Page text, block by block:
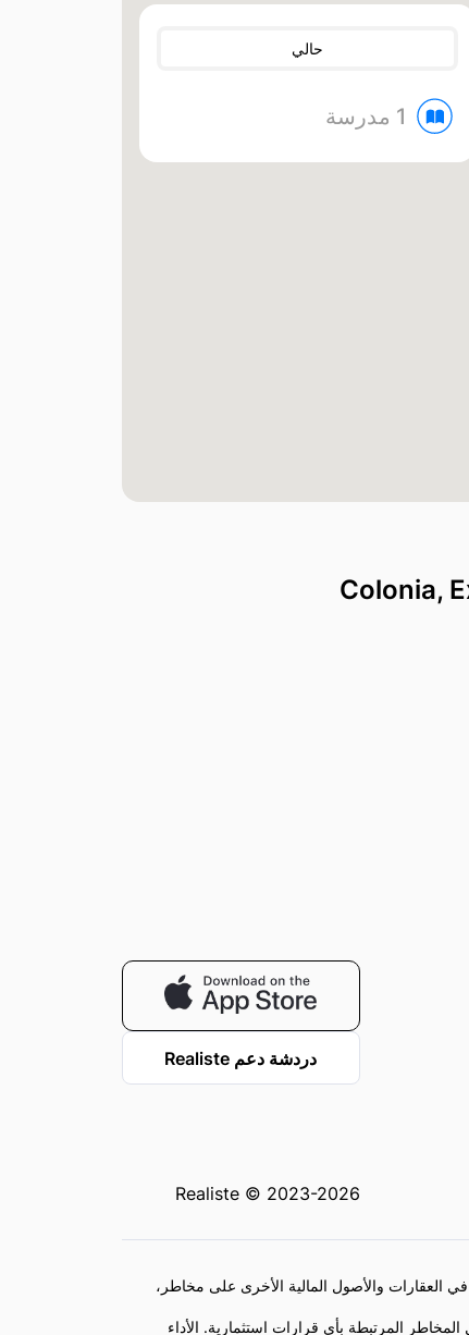
حالي
1 مدرسة
دردشة دعم Realiste
Realiste © 2023-2026
العقارات والأصول المالية الأخرى على مخاطر،
المرتبطة بأي قرارات استثمارية. الأداء